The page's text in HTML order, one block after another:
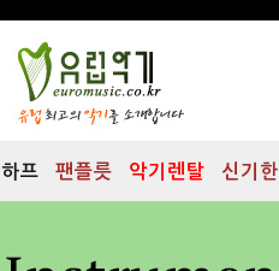
하프 팬플릇 악기렌탈 신기한